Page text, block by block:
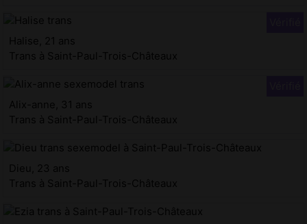
Halise, 21 ans
Trans à Saint-Paul-Trois-Châteaux
Alix-anne, 31 ans
Trans à Saint-Paul-Trois-Châteaux
Dieu, 23 ans
Trans à Saint-Paul-Trois-Châteaux